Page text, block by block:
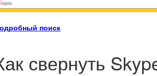
поиск
свернуть